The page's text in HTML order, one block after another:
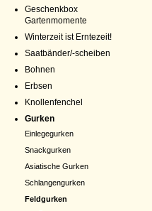
Geschenkbox
Gartenmomente
Winterzeit ist Erntezeit!
Saatbänder/-scheiben
Bohnen
Erbsen
Knollenfenchel
Gurken
Einlegegurken
Snackgurken
Asiatische Gurken
Schlangengurken
Feldgurken